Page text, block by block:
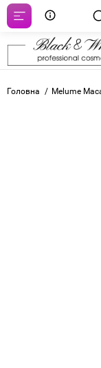
Головна Melume